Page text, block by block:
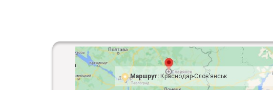
Маршрут: Краснодар-Слов’янськ